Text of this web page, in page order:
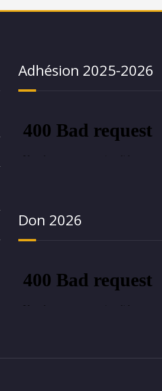
Adhésion 2025-2026
Don 2026